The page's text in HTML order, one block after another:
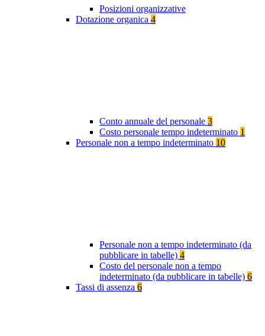
Posizioni organizzative
Dotazione organica 4
Conto annuale del personale 3
Costo personale tempo indeterminato 1
Personale non a tempo indeterminato 10
Personale non a tempo indeterminato (da
pubblicare in tabelle) 4
Costo del personale non a tempo
indeterminato (da pubblicare in tabelle) 6
Tassi di assenza 6